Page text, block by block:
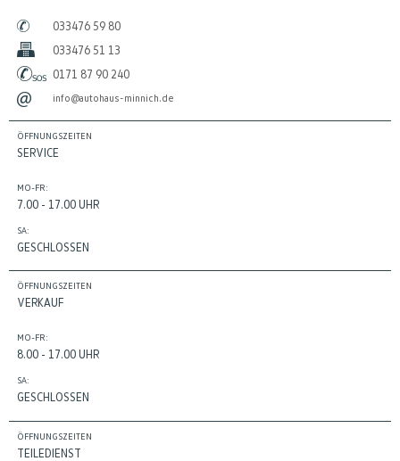
033476 59 80
033476 51 13
0171 87 90 240
info@autohaus-minnich.de
ÖFFNUNGSZEITEN
SERVICE
MO-FR:
7.00 - 17.00 UHR
SA:
GESCHLOSSEN
ÖFFNUNGSZEITEN
VERKAUF
MO-FR:
8.00 - 17.00 UHR
SA:
GESCHLOSSEN
ÖFFNUNGSZEITEN
TEILEDIENST